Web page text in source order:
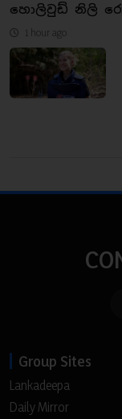
හොලිවුඩ් නිලි
1 hour ago
Group Sites
Lankadeepa
Daily Mirror